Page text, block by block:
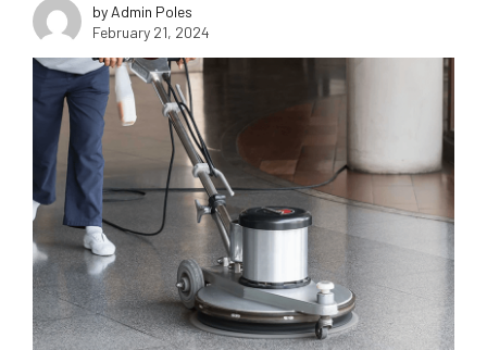
by Admin Poles
February 21, 2024